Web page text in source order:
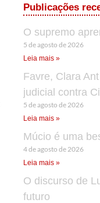
Publicações
O supremo
5 de agosto de 2026
Leia mais »
Favre, Clara
judicial contra
5 de agosto de 2026
Leia mais »
Múcio é uma
4 de agosto de 2026
Leia mais »
O discurso de
futuro